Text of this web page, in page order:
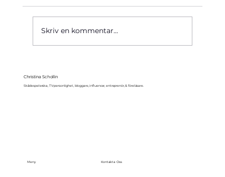
Skriv en kommentar...
Christina Schollin
Skådespelerska, TV-personlighet, bloggare, influencer, entreprenör, & föreläsare.
Meny Kontakta Oss